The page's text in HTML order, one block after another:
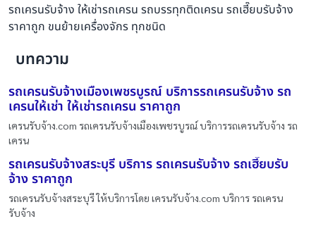
รถเครนรับจ้าง ให้เช่ารถเครน รถบรรทุกติดเครน รถเฮี๊ยบรับจ้าง
ราคาถูก ขนย้ายเครื่องจักร ทุกชนิด
บทความ
รถเครนรับจ้างเมืองเพชรบูรณ์ บริการรถเครนรับจ้าง รถ
เครนให้เช่า ให้เช่ารถเครน ราคาถูก
เครนรับจ้าง.com รถเครนรับจ้างเมืองเพชรบูรณ์ บริการรถเครนรับจ้าง รถ
เครน
รถเครนรับจ้างสระบุรี บริการ รถเครนรับจ้าง รถเฮี๊ยบรับ
จ้าง ราคาถูก
รถเครนรับจ้างสระบุรี ให้บริการโดย เครนรับจ้าง.com บริการ รถเครน
รับจ้าง